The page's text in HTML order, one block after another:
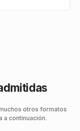
otros formatos
a continuación.